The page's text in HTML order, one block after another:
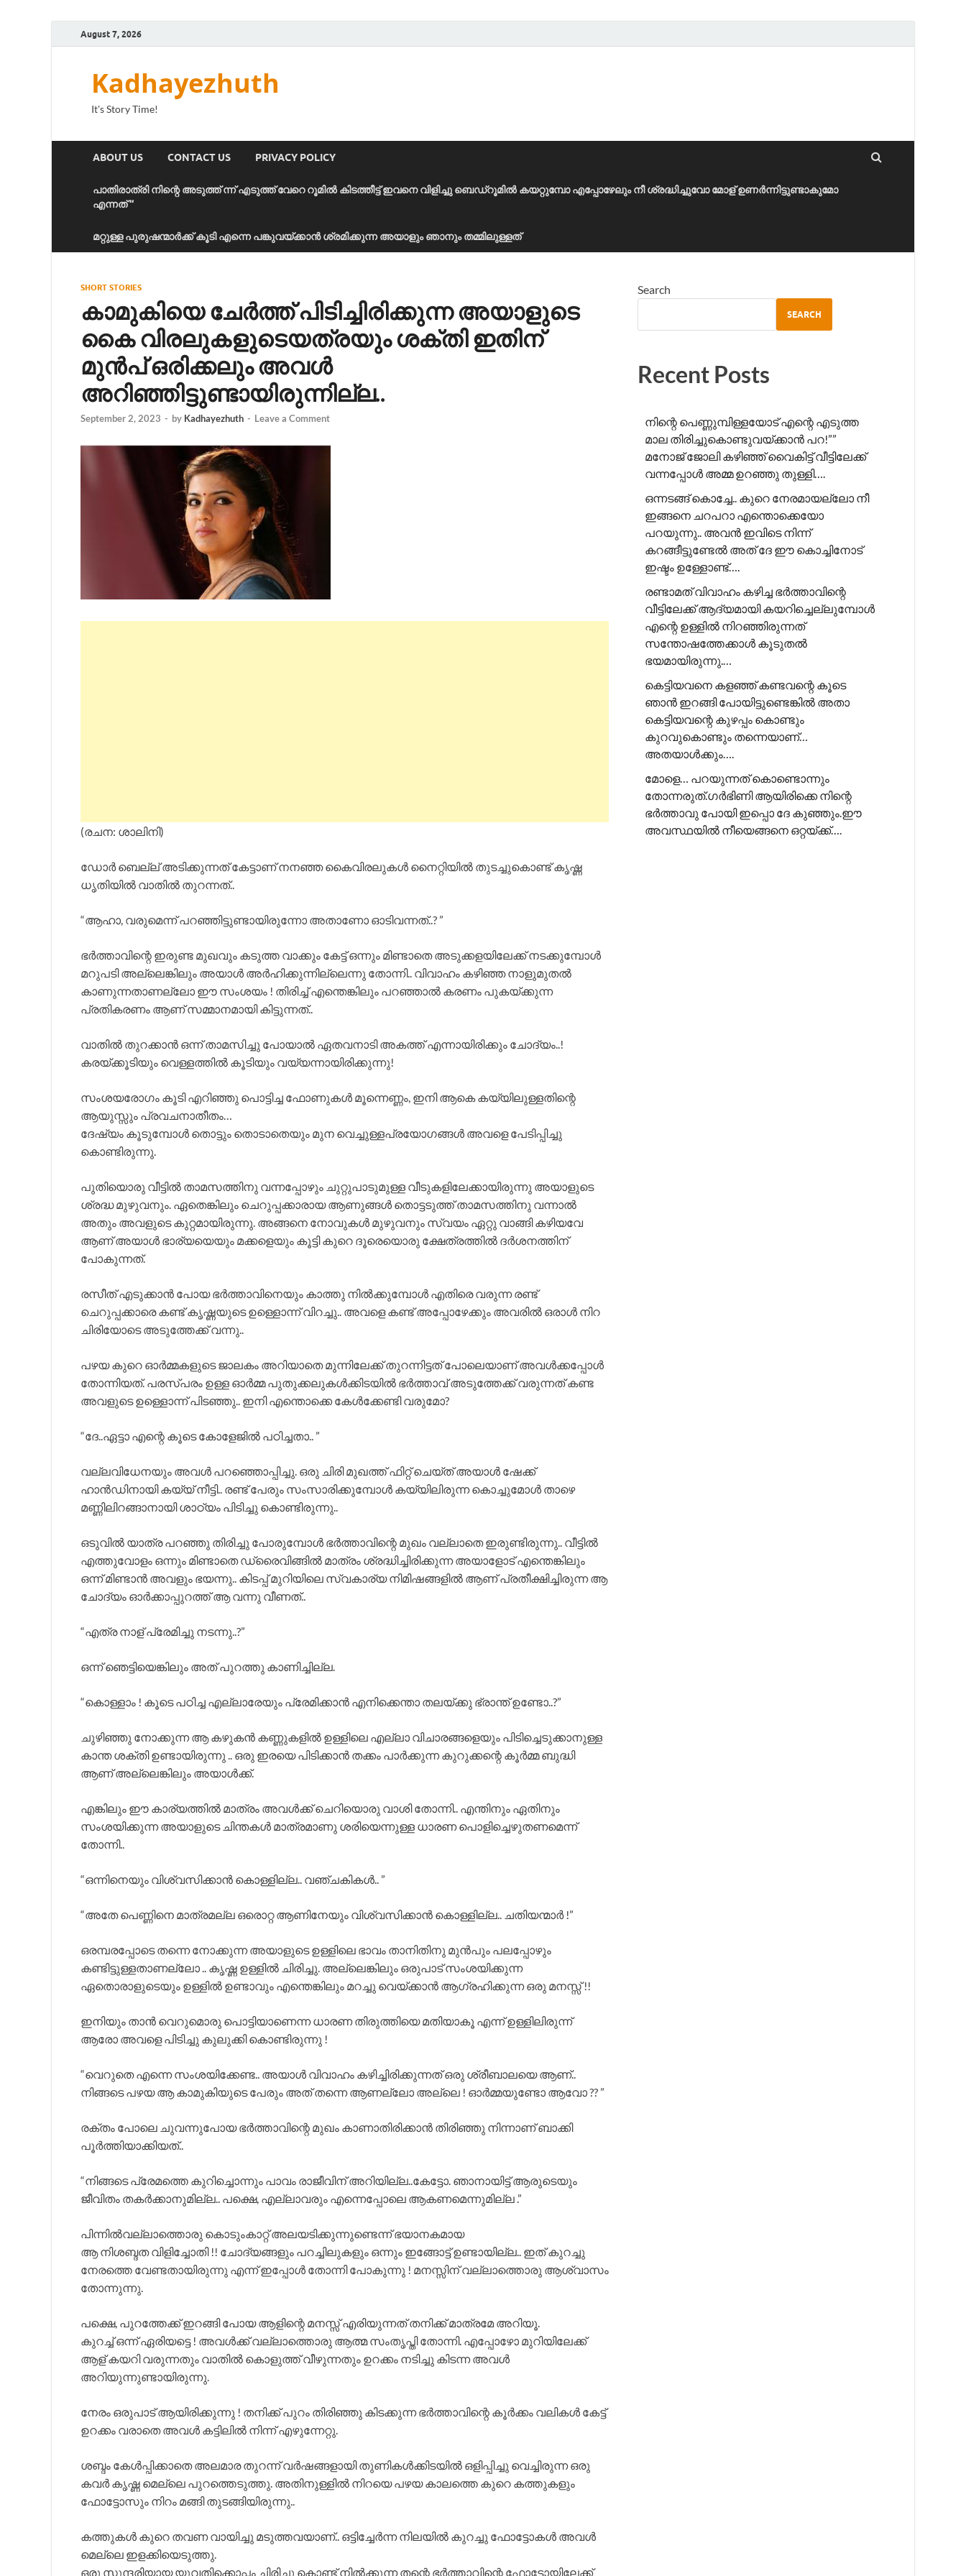
August 7, 2026
Kadhayezhuth
It's Story Time!
ABOUT US CONTACT US PRIVACY POLICY
പാതിരാത്രി നിന്റെ അടുത്ത് ന്ന് എടുത്ത് വേറെ റൂമിൽ കിടത്തീട്ട് ഇവനെ വിളിച്ചു ബെഡ്‌റൂമിൽ കയറ്റുമ്പോ എപ്പോഴേലും നീ ശ്രദ്ധിച്ചുവോ മോള് ഉണർന്നിട്ടുണ്ടാകുമോ
എന്നത് “
മറ്റുള്ള പുരുഷന്മാർക്ക് കൂടി എന്നെ പങ്കുവയ്ക്കാൻ ശ്രമിക്കുന്ന അയാളും ഞാനും തമ്മിലുള്ളത്
SHORT STORIES
കാമുകിയെ ചേർത്ത് പിടിച്ചിരിക്കുന്ന അയാളുടെ
കൈ വിരലുകളുടെയത്രയും ശക്തി ഇതിന്
മുൻപ് ഒരിക്കലും അവൾ
അറിഞ്ഞിട്ടുണ്ടായിരുന്നില്ല..
September 2, 2023 - by Kadhayezhuth - Leave a Comment
(രചന: ശാലിനി)
ഡോർ ബെല്ല് അടിക്കുന്നത് കേട്ടാണ് നനഞ്ഞ കൈവിരലുകൾ നൈറ്റിയിൽ തുടച്ചുകൊണ്ട് കൃഷ്ണ
ധൃതിയിൽ വാതിൽ തുറന്നത്..
“ആഹാ, വരുമെന്ന് പറഞ്ഞിട്ടുണ്ടായിരുന്നോ അതാണോ ഓടിവന്നത്..? ”
ഭർത്താവിന്റെ ഇരുണ്ട മുഖവും കടുത്ത വാക്കും കേട്ട് ഒന്നും മിണ്ടാതെ അടുക്കളയിലേക്ക് നടക്കുമ്പോൾ
മറുപടി അല്ലെങ്കിലും അയാൾ അർഹിക്കുന്നില്ലെന്നു തോന്നി.. വിവാഹം കഴിഞ്ഞ നാളുമുതൽ
കാണുന്നതാണല്ലോ ഈ സംശയം ! തിരിച്ച് എന്തെങ്കിലും പറഞ്ഞാൽ കരണം പുകയ്ക്കുന്ന
പ്രതികരണം ആണ് സമ്മാനമായി കിട്ടുന്നത്..
വാതിൽ തുറക്കാൻ ഒന്ന് താമസിച്ചു പോയാൽ ഏതവനാടി അകത്ത് എന്നായിരിക്കും ചോദ്യം..!
കരയ്ക്കൂടിയും വെള്ളത്തിൽ കൂടിയും വയ്യന്നായിരിക്കുന്നു!
സംശയരോഗം കൂടി എറിഞ്ഞു പൊട്ടിച്ച ഫോണുകൾ മൂന്നെണ്ണം, ഇനി ആകെ കയ്യിലുള്ളതിന്റെ
ആയുസ്സും പ്രവചനാതീതം…
ദേഷ്യം കൂടുമ്പോൾ തൊട്ടും തൊടാതെയും മുന വെച്ചുള്ളപ്രയോഗങ്ങൾ അവളെ പേടിപ്പിച്ചു
കൊണ്ടിരുന്നു.
പുതിയൊരു വീട്ടിൽ താമസത്തിനു വന്നപ്പോഴും ചുറ്റുപാടുമുള്ള വീടുകളിലേക്കായിരുന്നു അയാളുടെ
ശ്രദ്ധ മുഴുവനും. ഏതെങ്കിലും ചെറുപ്പക്കാരായ ആണുങ്ങൾ തൊട്ടടുത്ത് താമസത്തിനു വന്നാൽ
അതും അവളുടെ കുറ്റമായിരുന്നു. അങ്ങനെ നോവുകൾ മുഴുവനും സ്വയം ഏറ്റു വാങ്ങി കഴിയവേ
ആണ് അയാൾ ഭാര്യയെയും മക്കളെയും കൂട്ടി കുറെ ദൂരെയൊരു ക്ഷേത്രത്തിൽ ദർശനത്തിന്
പോകുന്നത്.
രസീത് എടുക്കാൻ പോയ ഭർത്താവിനെയും കാത്തു നിൽക്കുമ്പോൾ എതിരെ വരുന്ന രണ്ട്
ചെറുപ്പക്കാരെ കണ്ട് കൃഷ്ണയുടെ ഉള്ളൊന്ന് വിറച്ചു.. അവളെ കണ്ട് അപ്പോഴേക്കും അവരിൽ ഒരാൾ നിറ
ചിരിയോടെ അടുത്തേക്ക് വന്നു..
പഴയ കുറെ ഓർമ്മകളുടെ ജാലകം അറിയാതെ മുന്നിലേക്ക് തുറന്നിട്ടത് പോലെയാണ് അവൾക്കപ്പോൾ
തോന്നിയത്. പരസ്പരം ഉള്ള ഓർമ്മ പുതുക്കലുകൾക്കിടയിൽ ഭർത്താവ് അടുത്തേക്ക് വരുന്നത് കണ്ട
അവളുടെ ഉള്ളൊന്ന് പിടഞ്ഞു.. ഇനി എന്തൊക്കെ കേൾക്കേണ്ടി വരുമോ?
“ദേ..ഏട്ടാ എന്റെ കൂടെ കോളേജിൽ പഠിച്ചതാ.. ”
വല്ലവിധേനയും അവൾ പറഞ്ഞൊപ്പിച്ചു. ഒരു ചിരി മുഖത്ത് ഫിറ്റ് ചെയ്ത് അയാൾ ഷേക്ക്‌
ഹാൻഡിനായി കയ്യ് നീട്ടി.. രണ്ട് പേരും സംസാരിക്കുമ്പോൾ കയ്യിലിരുന്ന കൊച്ചുമോൾ താഴെ
മണ്ണിലിറങ്ങാനായി ശാഠ്യം പിടിച്ചു കൊണ്ടിരുന്നു..
ഒടുവിൽ യാത്ര പറഞ്ഞു തിരിച്ചു പോരുമ്പോൾ ഭർത്താവിന്റെ മുഖം വല്ലാതെ ഇരുണ്ടിരുന്നു.. വീട്ടിൽ
എത്തുവോളം ഒന്നും മിണ്ടാതെ ഡ്രൈവിങ്ങിൽ മാത്രം ശ്രദ്ധിച്ചിരിക്കുന്ന അയാളോട് എന്തെങ്കിലും
ഒന്ന് മിണ്ടാൻ അവളും ഭയന്നു.. കിടപ്പ് മുറിയിലെ സ്വകാര്യ നിമിഷങ്ങളിൽ ആണ് പ്രതീക്ഷിച്ചിരുന്ന ആ
ചോദ്യം ഓർക്കാപ്പുറത്ത് ആ വന്നു വീണത്..
“എത്ര നാള് പ്രേമിച്ചു നടന്നു..?”
ഒന്ന് ഞെട്ടിയെങ്കിലും അത് പുറത്തു കാണിച്ചില്ല.
“കൊള്ളാം ! കൂടെ പഠിച്ച എല്ലാരേയും പ്രേമിക്കാൻ എനിക്കെന്താ തലയ്ക്കു ഭ്രാന്ത് ഉണ്ടോ..?”
ചുഴിഞ്ഞു നോക്കുന്ന ആ കഴുകൻ കണ്ണുകളിൽ ഉള്ളിലെ എല്ലാ വിചാരങ്ങളെയും പിടിച്ചെടുക്കാനുള്ള
കാന്ത ശക്തി ഉണ്ടായിരുന്നു .. ഒരു ഇരയെ പിടിക്കാൻ തക്കം പാർക്കുന്ന കുറുക്കന്റെ കൂർമ്മ ബുദ്ധി
ആണ് അല്ലെങ്കിലും അയാൾക്ക്.
എങ്കിലും ഈ കാര്യത്തിൽ മാത്രം അവൾക്ക് ചെറിയൊരു വാശി തോന്നി.. എന്തിനും ഏതിനും
സംശയിക്കുന്ന അയാളുടെ ചിന്തകൾ മാത്രമാണു ശരിയെന്നുള്ള ധാരണ പൊളിച്ചെഴുതണമെന്ന്
തോന്നി..
“ഒന്നിനെയും വിശ്വസിക്കാൻ കൊള്ളില്ല.. വഞ്ചകികൾ.. ”
“അതേ പെണ്ണിനെ മാത്രമല്ല ഒരൊറ്റ ആണിനേയും വിശ്വസിക്കാൻ കൊള്ളില്ല.. ചതിയന്മാർ !”
ഒരമ്പരപ്പോടെ തന്നെ നോക്കുന്ന അയാളുടെ ഉള്ളിലെ ഭാവം താനിതിനു മുൻപും പലപ്പോഴും
കണ്ടിട്ടുള്ളതാണല്ലോ .. കൃഷ്ണ ഉള്ളിൽ ചിരിച്ചു. അല്ലെങ്കിലും ഒരുപാട് സംശയിക്കുന്ന
ഏതൊരാളുടെയും ഉള്ളിൽ ഉണ്ടാവും എന്തെങ്കിലും മറച്ചു വെയ്ക്കാൻ ആഗ്രഹിക്കുന്ന ഒരു മനസ്സ് !!
ഇനിയും താൻ വെറുമൊരു പൊട്ടിയാണെന്ന ധാരണ തിരുത്തിയെ മതിയാകൂ എന്ന് ഉള്ളിലിരുന്ന്
ആരോ അവളെ പിടിച്ചു കുലുക്കി കൊണ്ടിരുന്നു !
“വെറുതെ എന്നെ സംശയിക്കേണ്ട.. അയാൾ വിവാഹം കഴിച്ചിരിക്കുന്നത് ഒരു ശ്രീബാലയെ ആണ്..
നിങ്ങടെ പഴയ ആ കാമുകിയുടെ പേരും അത് തന്നെ ആണല്ലോ അല്ലെ ! ഓർമ്മയുണ്ടോ ആവോ ?? ”
രക്തം പോലെ ചുവന്നുപോയ ഭർത്താവിന്റെ മുഖം കാണാതിരിക്കാൻ തിരിഞ്ഞു നിന്നാണ് ബാക്കി
പൂർത്തിയാക്കിയത്..
“നിങ്ങടെ പ്രേമത്തെ കുറിച്ചൊന്നും പാവം രാജീവിന് അറിയില്ല..കേട്ടോ. ഞാനായിട്ട് ആരുടെയും
ജീവിതം തകർക്കാനുമില്ല.. പക്ഷെ, എല്ലാവരും എന്നെപ്പോലെ ആകണമെന്നുമില്ല .”
പിന്നിൽവല്ലാത്തൊരു കൊടുംകാറ്റ് അലയടിക്കുന്നുണ്ടെന്ന് ഭയാനകമായ
ആ നിശബ്ദത വിളിച്ചോതി !! ചോദ്യങ്ങളും പറച്ചിലുകളും ഒന്നും ഇങ്ങോട്ട് ഉണ്ടായില്ല.. ഇത് കുറച്ചു
നേരത്തെ വേണ്ടതായിരുന്നു എന്ന് ഇപ്പോൾ തോന്നി പോകുന്നു ! മനസ്സിന് വല്ലാത്തൊരു ആശ്വാസം
തോന്നുന്നു.
പക്ഷെ, പുറത്തേക്ക് ഇറങ്ങി പോയ ആളിന്റെ മനസ്സ് എരിയുന്നത് തനിക്ക് മാത്രമേ അറിയൂ.
കുറച്ച് ഒന്ന് ഏരിയട്ടെ ! അവൾക്ക് വല്ലാത്തൊരു ആത്മ സംതൃപ്തി തോന്നി. എപ്പോഴോ മുറിയിലേക്ക്
ആള് കയറി വരുന്നതും വാതിൽ കൊളുത്ത് വീഴുന്നതും ഉറക്കം നടിച്ചു കിടന്ന അവൾ
അറിയുന്നുണ്ടായിരുന്നു.
നേരം ഒരുപാട് ആയിരിക്കുന്നു ! തനിക്ക് പുറം തിരിഞ്ഞു കിടക്കുന്ന ഭർത്താവിന്റെ കൂർക്കം വലികൾ കേട്ട്
ഉറക്കം വരാതെ അവൾ കട്ടിലിൽ നിന്ന് എഴുന്നേറ്റു.
ശബ്ദം കേൾപ്പിക്കാതെ അലമാര തുറന്ന് വർഷങ്ങളായി തുണികൾക്കിടയിൽ ഒളിപ്പിച്ചു വെച്ചിരുന്ന ഒരു
കവർ കൃഷ്ണ മെല്ലെ പുറത്തെടുത്തു. അതിനുള്ളിൽ നിറയെ പഴയ കാലത്തെ കുറെ കത്തുകളും
ഫോട്ടോസും നിറം മങ്ങി തുടങ്ങിയിരുന്നു..
കത്തുകൾ കുറെ തവണ വായിച്ചു മടുത്തവയാണ്.. ഒട്ടിച്ചേർന്ന നിലയിൽ കുറച്ചു ഫോട്ടോകൾ അവൾ
മെല്ലെ ഇളക്കിയെടുത്തു.
ഒരു സുന്ദരിയായ യുവതിക്കൊപ്പം ചിരിച്ചു കൊണ്ട് നിൽക്കുന്ന തന്റെ ഭർത്താവിന്റെ ഫോട്ടോയിലേക്ക്
Search
SEARCH
Recent Posts
നിന്റെ പെണ്ണുമ്പിള്ളയോട് എന്റെ എടുത്ത
മാല തിരിച്ചുകൊണ്ടുവയ്ക്കാൻ പറ!”” ​
മനോജ് ജോലി കഴിഞ്ഞ് വൈകിട്ട് വീട്ടിലേക്ക്
വന്നപ്പോൾ അമ്മ ഉറഞ്ഞു തുള്ളി….
ഒന്നടങ്ങ് കൊച്ചേ.. കുറെ നേരമായല്ലോ നീ
ഇങ്ങനെ ചറപറാ എന്തൊക്കെയോ
പറയുന്നു.. അവൻ ഇവിടെ നിന്ന്
കറങ്ങീട്ടുണ്ടേൽ അത് ദേ ഈ കൊച്ചിനോട്
ഇഷ്ടം ഉള്ളോണ്ട്….
രണ്ടാമത് വിവാഹം കഴിച്ച ഭർത്താവിന്റെ
വീട്ടിലേക്ക് ആദ്യമായി കയറിച്ചെല്ലുമ്പോൾ
എന്റെ ഉള്ളിൽ നിറഞ്ഞിരുന്നത്
സന്തോഷത്തേക്കാൾ കൂടുതൽ
ഭയമായിരുന്നു.…
കെട്ടിയവനെ കളഞ്ഞ് കണ്ടവന്റെ കൂടെ
ഞാൻ ഇറങ്ങി പോയിട്ടുണ്ടെങ്കിൽ അതാ
കെട്ടിയവന്റെ കുഴപ്പം കൊണ്ടും
കുറവുകൊണ്ടും തന്നെയാണ്…
അതയാൾക്കും….
മോളെ… പറയുന്നത് കൊണ്ടൊന്നും
തോന്നരുത്.ഗർഭിണി ആയിരിക്കെ നിന്റെ
ഭർത്താവു പോയി ഇപ്പൊ ദേ കുഞ്ഞും.ഈ
അവസ്ഥയിൽ നീയെങ്ങനെ ഒറ്റയ്ക്ക്….